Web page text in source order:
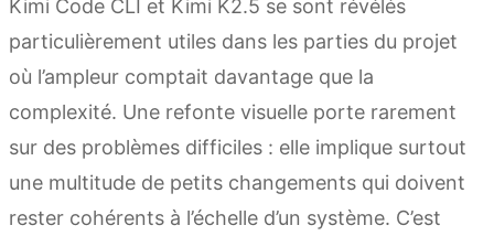
Kimi Code CLI et Kimi K2.5 se sont révélés
particulièrement utiles dans les parties du projet
où l’ampleur comptait davantage que la
complexité. Une refonte visuelle porte rarement
sur des problèmes difficiles : elle implique surtout
une multitude de petits changements qui doivent
rester cohérents à l’échelle d’un système. C’est